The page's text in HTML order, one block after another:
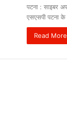
पटना : साइबर
एसएसपी पटना के
Read